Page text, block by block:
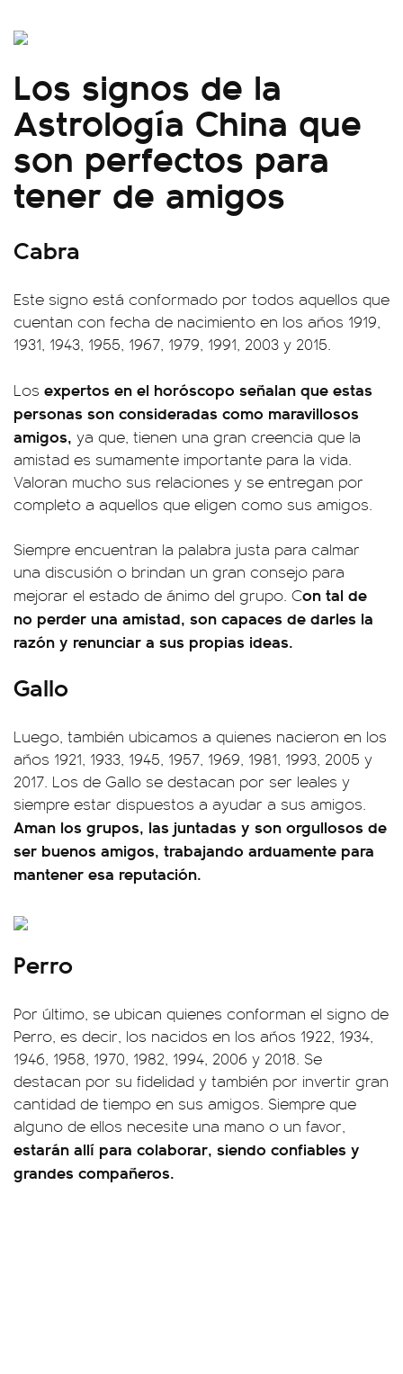
Los signos de la
Astrología China que
son perfectos para
tener de amigos
Cabra
Este signo está conformado por todos aquellos que
cuentan con fecha de nacimiento en los años 1919,
1931, 1943, 1955, 1967, 1979, 1991, 2003 y 2015.
Los expertos en el horóscopo señalan que estas
personas son consideradas como maravillosos
amigos, ya que, tienen una gran creencia que la
amistad es sumamente importante para la vida.
Valoran mucho sus relaciones y se entregan por
completo a aquellos que eligen como sus amigos.
Siempre encuentran la palabra justa para calmar
una discusión o brindan un gran consejo para
mejorar el estado de ánimo del grupo. Con tal de
no perder una amistad, son capaces de darles la
razón y renunciar a sus propias ideas.
Gallo
Luego, también ubicamos a quienes nacieron en los
años 1921, 1933, 1945, 1957, 1969, 1981, 1993, 2005 y
2017. Los de Gallo se destacan por ser leales y
siempre estar dispuestos a ayudar a sus amigos.
Aman los grupos, las juntadas y son orgullosos de
ser buenos amigos, trabajando arduamente para
mantener esa reputación.
Perro
Por último, se ubican quienes conforman el signo de
Perro, es decir, los nacidos en los años 1922, 1934,
1946, 1958, 1970, 1982, 1994, 2006 y 2018. Se
destacan por su fidelidad y también por invertir gran
cantidad de tiempo en sus amigos. Siempre que
alguno de ellos necesite una mano o un favor,
estarán allí para colaborar, siendo confiables y
grandes compañeros.